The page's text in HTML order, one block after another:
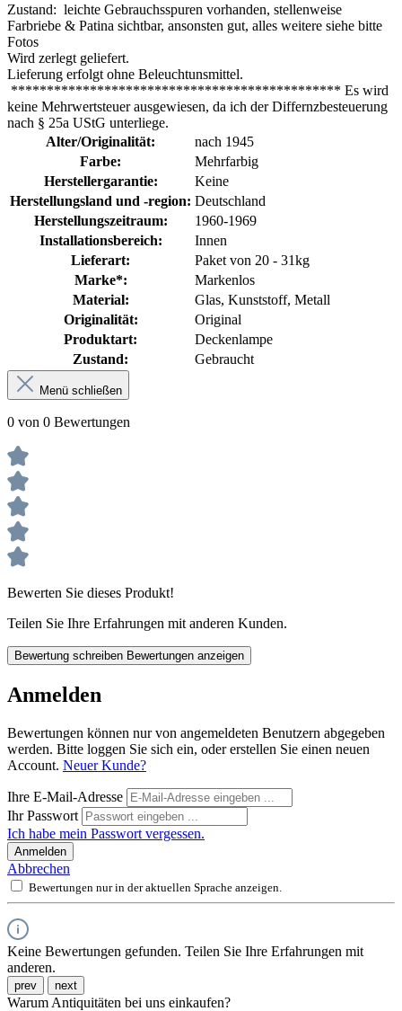
Zustand: leichte Gebrauchsspuren vorhanden, stellenweise
Farbriebe & Patina sichtbar, ansonsten gut, alles weitere siehe bitte
Fotos
Wird zerlegt geliefert.
Lieferung erfolgt ohne Beleuchtunsmittel.
********************************************** Es wird
keine Mehrwertsteuer ausgewiesen, da ich der Differnzbesteuerung
nach § 25a UStG unterliege.
Alter/Originalität:
nach 1945
Farbe:
Mehrfarbig
Herstellergarantie:
Keine
Herstellungsland und -region: Deutschland
Herstellungszeitraum:
1960-1969
Installationsbereich:
Innen
Lieferart:
Paket von 20 - 31kg
Marke*:
Markenlos
Material:
Glas, Kunststoff, Metall
Originalität:
Original
Produktart:
Deckenlampe
Zustand:
Gebraucht
Menü schließen
0 von 0 Bewertungen
Bewerten Sie dieses Produkt!
Teilen Sie Ihre Erfahrungen mit anderen Kunden.
Bewertung schreiben Bewertungen anzeigen
Anmelden
Bewertungen können nur von angemeldeten Benutzern abgegeben
werden. Bitte loggen Sie sich ein, oder erstellen Sie einen neuen
Account. Neuer Kunde?
Ihre E-Mail-Adresse
Ihr Passwort
Ich habe mein Passwort vergessen.
Anmelden
Abbrechen
Bewertungen nur in der aktuellen Sprache anzeigen.
Keine Bewertungen gefunden. Teilen Sie Ihre Erfahrungen mit
anderen.
prev next
Warum Antiquitäten bei uns einkaufen?